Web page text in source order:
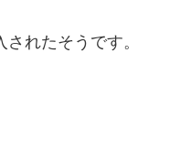
れたそうです。